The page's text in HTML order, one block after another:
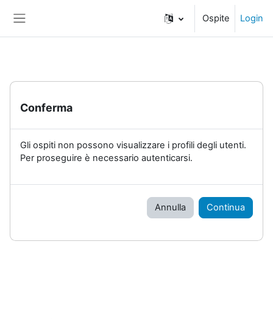
Ospite Login
Conferma
Gli ospiti non possono visualizzare i profili degli utenti.
Per proseguire è necessario autenticarsi.
Annulla Continua